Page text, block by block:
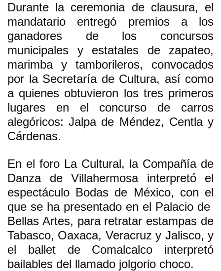
Durante la ceremonia de clausura, el
mandatario entregó premios a los
ganadores de los concursos
municipales y estatales de zapateo,
marimba y tamborileros, convocados
por la Secretaría de Cultura, así como
a quienes obtuvieron los tres primeros
lugares en el concurso de carros
alegóricos: Jalpa de Méndez, Centla y
Cárdenas.
En el foro La Cultural, la Compañía de
Danza de Villahermosa interpretó el
espectáculo Bodas de México, con el
que se ha presentado en el Palacio de
Bellas Artes, para retratar estampas de
Tabasco, Oaxaca, Veracruz y Jalisco, y
el ballet de Comalcalco interpretó
bailables del llamado jolgorio choco.